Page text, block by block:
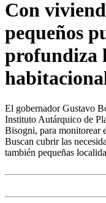
Con
pequeños
profundiza
El gobernador Gustavo
Instituto Autárquico de
Bisogni, para monitorear
Buscan cubrir las
también pequeñas